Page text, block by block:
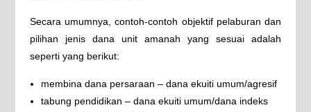
Secara umumnya, contoh-contoh objektif pelaburan dan
pilihan jenis dana unit amanah yang sesuai adalah
seperti yang berikut:
membina dana persaraan – dana ekuiti umum/agresif
tabung pendidikan – dana ekuiti umum/dana indeks